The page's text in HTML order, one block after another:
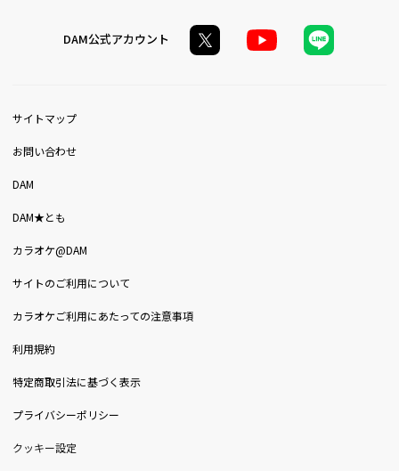
DAM公式アカウント
サイトマップ
お問い合わせ
DAM
DAM★とも
カラオケ@DAM
サイトのご利用について
カラオケご利用にあたっての注意事項
利用規約
特定商取引法に基づく表示
プライバシーポリシー
クッキー設定